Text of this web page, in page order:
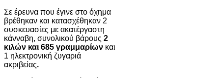
Σε έρευνα που έγινε στο όχημα
βρέθηκαν και κατασχέθηκαν 2
συσκευασίες με ακατέργαστη
κάνναβη, συνολικού βάρους 2
κιλών και 685 γραμμαρίων και
1 ηλεκτρονική ζυγαριά
ακριβείας.